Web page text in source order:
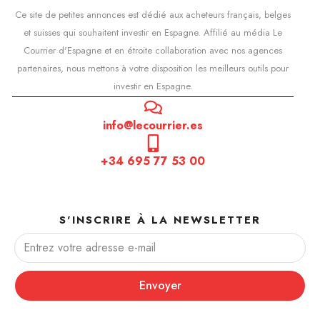
Ce site de petites annonces est dédié aux acheteurs français, belges
et suisses qui souhaitent investir en Espagne. Affilié au média Le
Courrier d'Espagne et en étroite collaboration avec nos agences
partenaires, nous mettons à votre disposition les meilleurs outils pour
investir en Espagne.
info@lecourrier.es
+34 695 77 53 00
S'INSCRIRE À LA NEWSLETTER
Envoyer